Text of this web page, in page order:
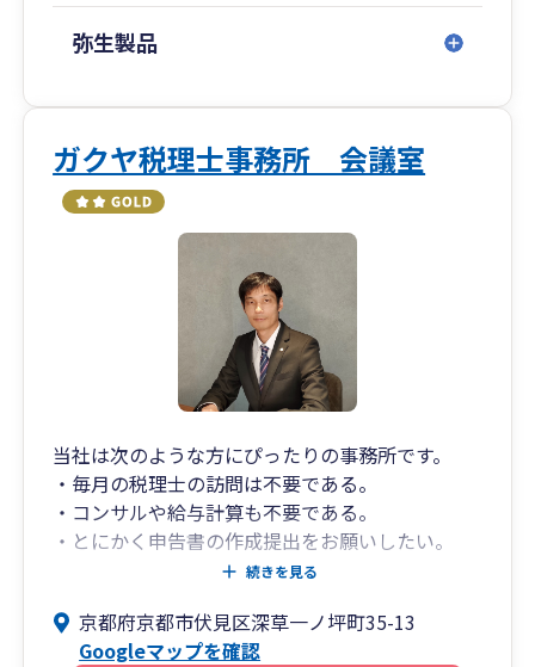
弥生製品
ガクヤ税理士事務所 会議室
当社は次のような方にぴったりの事務所です。
・毎月の税理士の訪問は不要である。
・コンサルや給与計算も不要である。
・とにかく申告書の作成提出をお願いしたい。
・時間をとって対面で話すよりもライン等で気軽
・税理士費用はできるだけ抑えたい。
続きを見る
京都府京都市伏見区深草一ノ坪町35-13
Googleマップを確認